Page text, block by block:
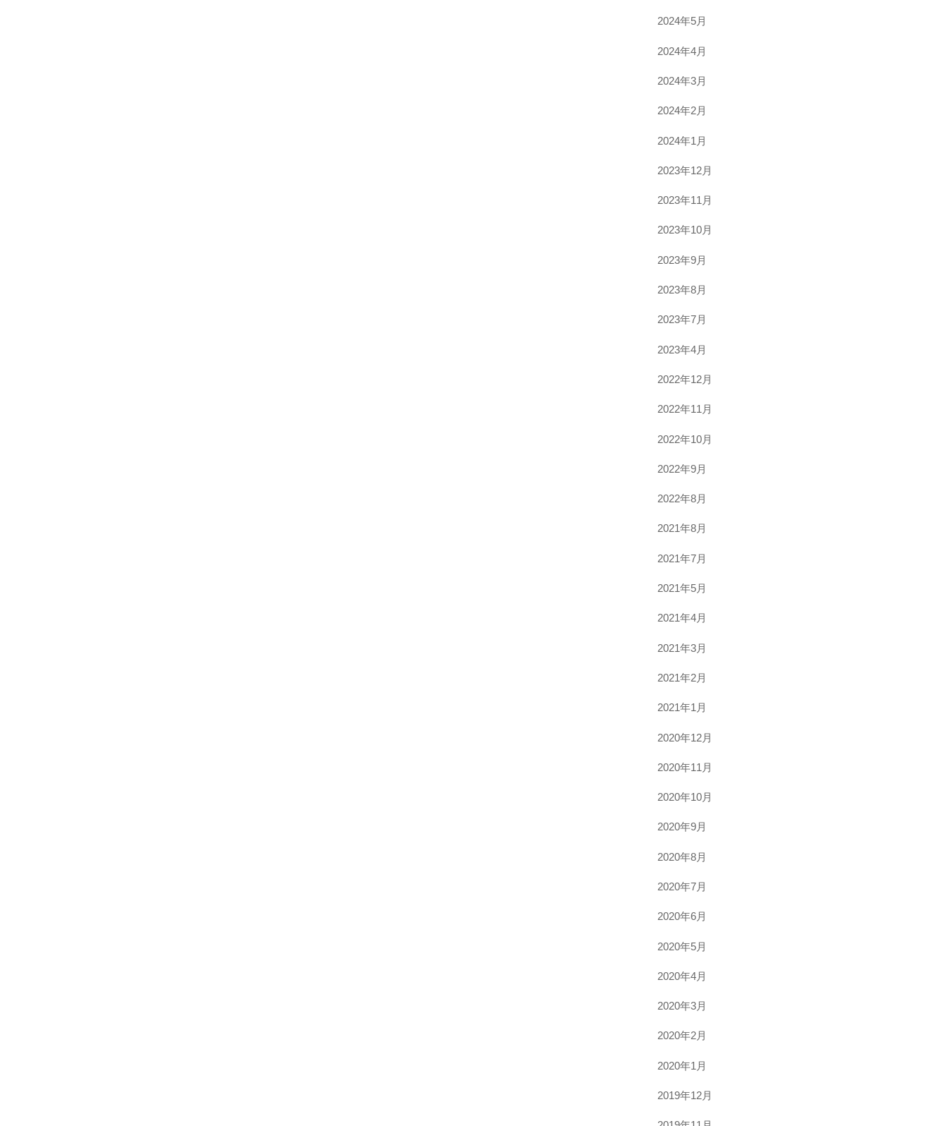
2024年5月
2024年4月
2024年3月
2024年2月
2024年1月
2023年12月
2023年11月
2023年10月
2023年9月
2023年8月
2023年7月
2023年4月
2022年12月
2022年11月
2022年10月
2022年9月
2022年8月
2021年8月
2021年7月
2021年5月
2021年4月
2021年3月
2021年2月
2021年1月
2020年12月
2020年11月
2020年10月
2020年9月
2020年8月
2020年7月
2020年6月
2020年5月
2020年4月
2020年3月
2020年2月
2020年1月
2019年12月